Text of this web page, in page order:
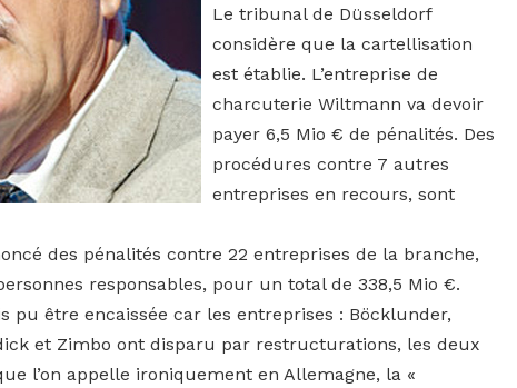
Le tribunal de Düsseldorf
considère que la cartellisation
est établie. L’entreprise de
charcuterie Wiltmann va devoir
payer 6,5 Mio € de pénalités. Des
procédures contre 7 autres
entreprises en recours, sont
des pénalités contre 22 entreprises de la branche,
responsables, pour un total de 338,5 Mio €.
pu être encaissée car les entreprises : Böcklunder,
et Zimbo ont disparu par restructurations, les deux
l’on appelle ironiquement en Allemagne, la «